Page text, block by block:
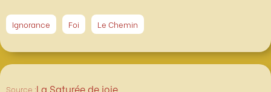
Ignorance Foi Le Chemin
Source :La Saturée de joie